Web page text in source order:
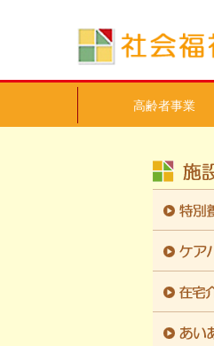
高齢者事業